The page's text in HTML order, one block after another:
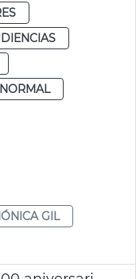
NORMAL
GIL